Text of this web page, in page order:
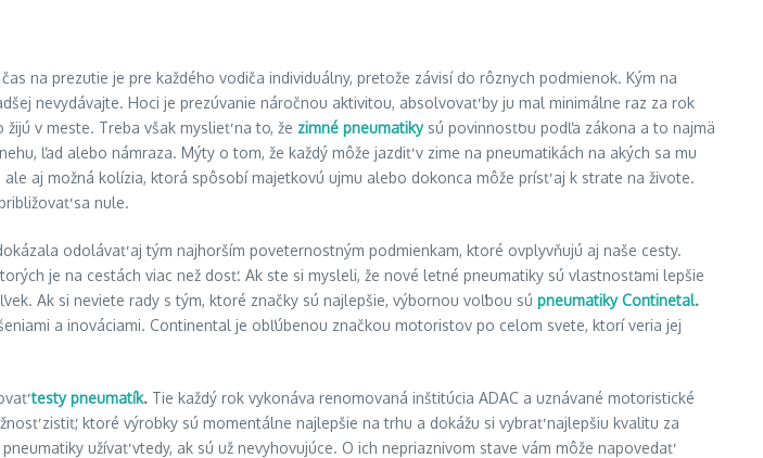
na prezutie je pre každého vodiča individuálny, pretože závisí do rôznych podmienok. Kým na
nevydávajte. Hoci je prezúvanie náročnou aktivitou, absolvovať by ju mal minimálne raz za rok
v meste. Treba však myslieť na to, že zimné pneumatikysú povinnosťou podľa zákona a to najmä
ľad alebo námraza. Mýty o tom, že každý môže jazdiť v zime na pneumatikách na akých sa mu
aj možná kolízia, ktorá spôsobí majetkovú ujmu alebo dokonca môže prísť aj k strate na živote.
sa nule.
odolávať aj tým najhorším poveternostným podmienkam, ktoré ovplyvňujú aj naše cesty.
je na cestách viac než dosť. Ak ste si mysleli, že nové letné pneumatiky sú vlastnosťami lepšie
Ak si neviete rady s tým, ktoré značky sú najlepšie, výbornou voľbou sú pneumatiky Continetal.
a inováciami. Continental je obľúbenou značkou motoristov po celom svete, ktorí veria jej
testy pneumatík. Tie každý rok vykonáva renomovaná inštitúcia ADAC a uznávané motoristické
zistiť, ktoré výrobky sú momentálne najlepšie na trhu a dokážu si vybrať najlepšiu kvalitu za
užívať vtedy, ak sú už nevyhovujúce. O ich nepriaznivom stave vám môže napovedať